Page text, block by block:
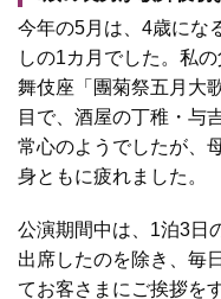
今年の5月は、4歳にな
しの1カ月でした。私
舞伎座「團菊祭五月大
目で、酒屋の丁稚・与
常心のようでしたが、
身ともに疲れました。
公演期間中は、1泊3日
出席したのを除き、毎
てお客さまにご挨拶を